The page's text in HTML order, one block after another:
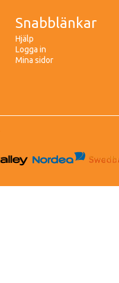
Snabblänkar
Hjälp
Logga in
Mina sidor